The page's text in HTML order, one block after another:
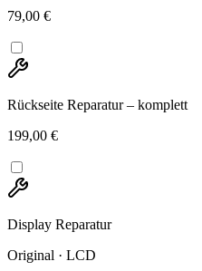
79,00 €
Rückseite Reparatur – komplett
199,00 €
Display Reparatur
Original · LCD